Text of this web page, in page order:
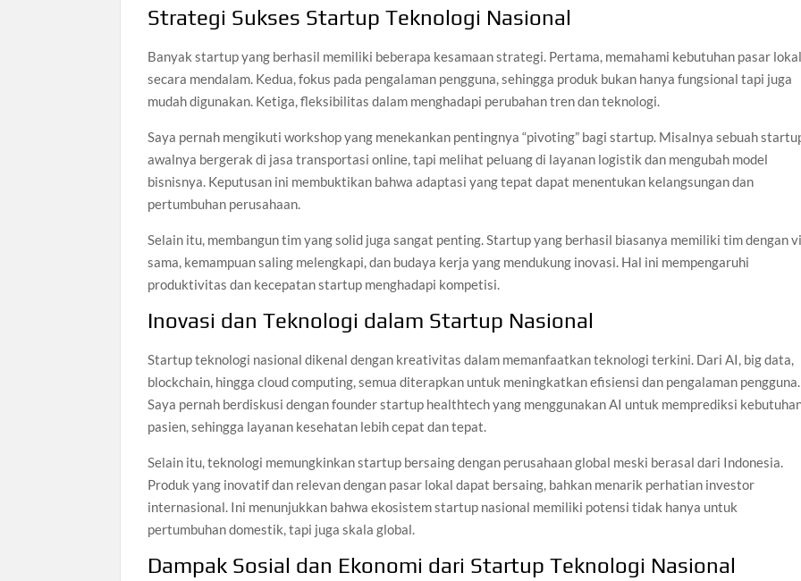
Strategi Sukses Startup Teknologi Nasional
Banyak startup yang berhasil memiliki beberapa kesamaan strategi. Pertama, memahami kebutuhan pasar
secara mendalam. Kedua, fokus pada pengalaman pengguna, sehingga produk bukan hanya fungsional tapi juga
mudah digunakan. Ketiga, fleksibilitas dalam menghadapi perubahan tren dan teknologi.
Saya pernah mengikuti workshop yang menekankan pentingnya “pivoting” bagi startup. Misalnya sebuah
awalnya bergerak di jasa transportasi online, tapi melihat peluang di layanan logistik dan mengubah model
bisnisnya. Keputusan ini membuktikan bahwa adaptasi yang tepat dapat menentukan kelangsungan dan
pertumbuhan perusahaan.
Selain itu, membangun tim yang solid juga sangat penting. Startup yang berhasil biasanya memiliki tim dengan
sama, kemampuan saling melengkapi, dan budaya kerja yang mendukung inovasi. Hal ini mempengaruhi
produktivitas dan kecepatan startup menghadapi kompetisi.
Inovasi dan Teknologi dalam Startup Nasional
Startup teknologi nasional dikenal dengan kreativitas dalam memanfaatkan teknologi terkini. Dari AI, big data,
blockchain, hingga cloud computing, semua diterapkan untuk meningkatkan efisiensi dan pengalaman pengguna.
Saya pernah berdiskusi dengan founder startup healthtech yang menggunakan AI untuk memprediksi
pasien, sehingga layanan kesehatan lebih cepat dan tepat.
Selain itu, teknologi memungkinkan startup bersaing dengan perusahaan global meski berasal dari Indonesia.
Produk yang inovatif dan relevan dengan pasar lokal dapat bersaing, bahkan menarik perhatian investor
internasional. Ini menunjukkan bahwa ekosistem startup nasional memiliki potensi tidak hanya untuk
pertumbuhan domestik, tapi juga skala global.
Dampak Sosial dan Ekonomi dari Startup Teknologi Nasional